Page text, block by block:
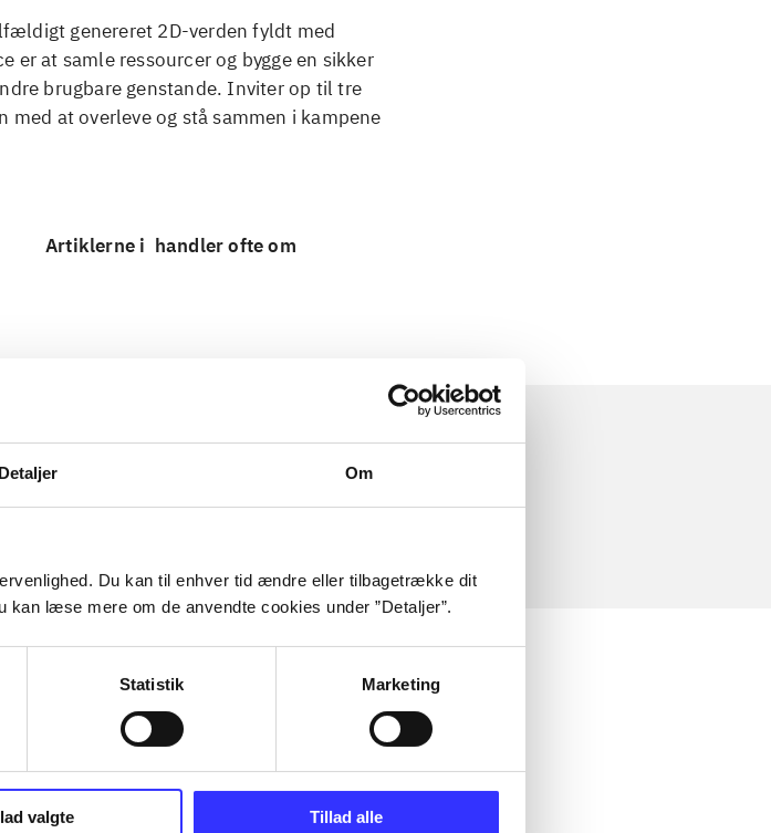
Detaljer Om
Du kan til enhver tid ændre eller tilbagetrække dit
læse mere om de anvendte cookies under ”Detaljer”.
Statistik Marketing
valgte Tillad alle
genereret 2D-verden fyldt med
er at samle ressourcer og bygge en sikker
brugbare genstande. Inviter op til tre
at overleve og stå sammen i kampene
Artiklerne i handler ofte om